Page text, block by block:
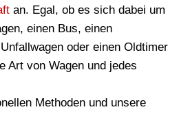
an. Egal, ob es sich dabei um
einen Bus, einen
oder einen Oldtimer
Art von Wagen und jedes
Methoden und unsere